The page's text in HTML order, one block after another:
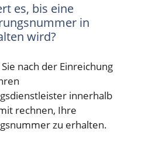
es, bis eine
in
wird?
nach der Einreichung
innerhalb
rechnen, Ihre
zu erhalten.